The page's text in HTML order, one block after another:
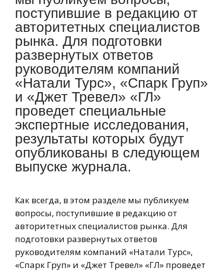
поступившие в редакцию от
авторитетных специалистов
рынка. Для подготовки
развернутых ответов
руководителям компаний
«Натали Турс», «Спарк Груп»
и «Джет Тревел» «ГЛ»
проведет специальные
экспертные исследования,
результаты которых будут
опубликованы в следующем
выпуске журнала.
Как всегда, в этом разделе мы публикуем
вопросы, поступившие в редакцию от
авторитетных специалистов рынка. Для
подготовки развернутых ответов
руководителям компаний «Натали Турс»,
«Спарк Груп» и «Джет Тревел» «ГЛ» проведет